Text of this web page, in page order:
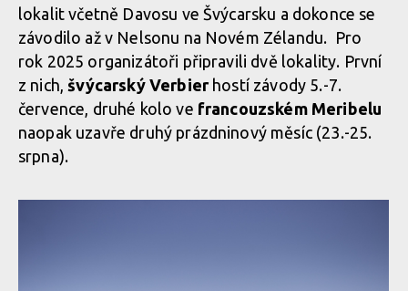
lokalit včetně Davosu ve Švýcarsku a dokonce se
závodilo až v Nelsonu na Novém Zélandu. Pro
rok 2025 organizátoři připravili dvě lokality. První
z nich, švýcarský Verbierhostí závody 5.-7.
července, druhé kolo ve francouzském Meribelu
naopak uzavře druhý prázdninový měsíc (23.-25.
srpna).